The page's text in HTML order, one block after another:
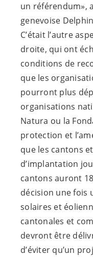
un référendum»,
genevoise
C’était l’autre
droite, qui ont
conditions de
que les
pourront plus
organisations
Natura ou la
protection et
que les cantons
d’implantation
cantons auront
décision une fois
solaires et
cantonales et
devront être
d’éviter qu’un